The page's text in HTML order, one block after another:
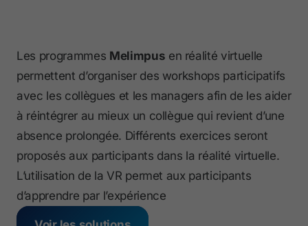
Les programmes Melimpus en réalité virtuelle
permettent d’organiser des workshops participatifs
avec les collègues et les managers afin de les aider
à réintégrer au mieux un collègue qui revient d’une
absence prolongée. Différents exercices seront
proposés aux participants dans la réalité virtuelle.
L’utilisation de la VR permet aux participants
d’apprendre par l’expérience